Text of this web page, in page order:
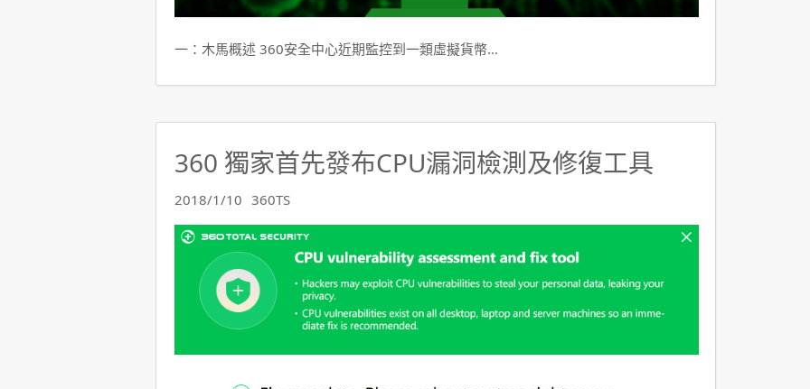
一：木馬概述 360安全中心近期監控到一類虛擬貨幣…
360 獨家首先發布CPU漏洞檢測及修復工具
2018/1/10 360TS